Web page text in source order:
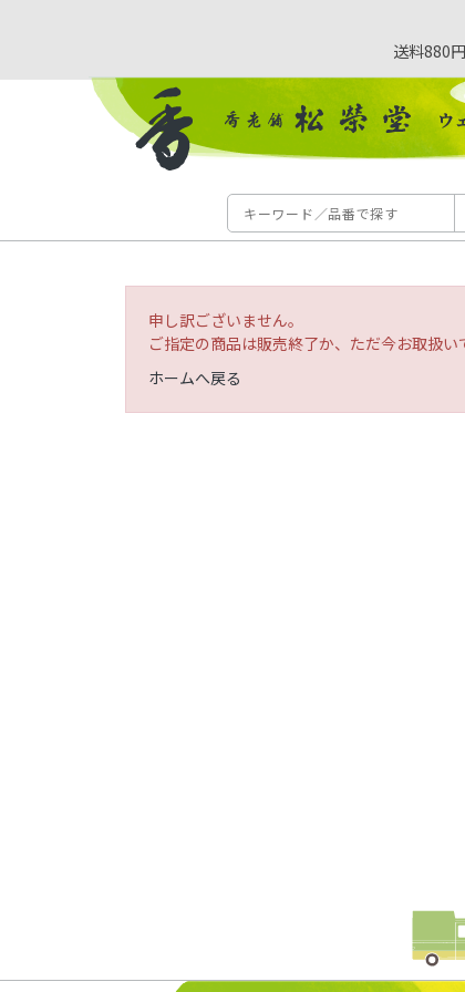
送料880
申し訳ございません。
ご指定の商品は販売終了か、ただ今お取扱い
ホームへ戻る